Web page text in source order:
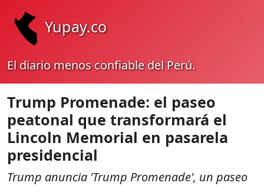
Yupay.co
El diario menos confiable del Perú.
Trump Promenade: el paseo
peatonal que transformará el
Lincoln Memorial en pasarela
presidencial
Trump anuncia 'Trump Promenade', un paseo